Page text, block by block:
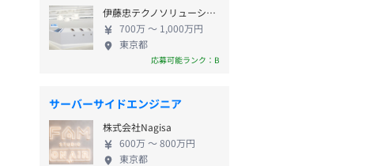
伊藤忠テクノソリューションズ株式会社 エンタープライズシステム開発事業部
700万 〜 1,000万円
東京都
応募可能ランク：B
サーバーサイドエンジニア
株式会社Nagisa
600万 〜 800万円
東京都